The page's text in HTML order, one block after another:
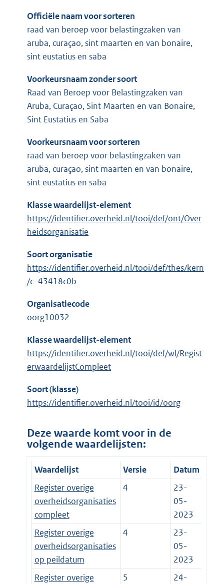
Officiële naam voor sorteren
raad van beroep voor belastingzaken van
aruba, curaçao, sint maarten en van bonaire,
sint eustatius en saba
Voorkeursnaam zonder soort
Raad van Beroep voor Belastingzaken van
Aruba, Curaçao, Sint Maarten en van Bonaire,
Sint Eustatius en Saba
Voorkeursnaam voor sorteren
raad van beroep voor belastingzaken van
aruba, curaçao, sint maarten en van bonaire,
sint eustatius en saba
Klasse waardelijst-element
https://identifier.overheid.nl/tooi/def/ont/Over
heidsorganisatie
Soort organisatie
https://identifier.overheid.nl/tooi/def/thes/kern
/c_43418c0b
Organisatiecode
oorg10032
Klasse waardelijst-element
https://identifier.overheid.nl/tooi/def/wl/Regist
erwaardelijstCompleet
Soort (klasse)
https://identifier.overheid.nl/tooi/id/oorg
Deze waarde komt voor in de
volgende waardelijsten:
Waardelijst Versie
Datum
Register overige
overheidsorganisaties
compleet
4
23-
05-
2023
Register overige
overheidsorganisaties
op peildatum
4
23-
05-
2023
Register overige
5 24-